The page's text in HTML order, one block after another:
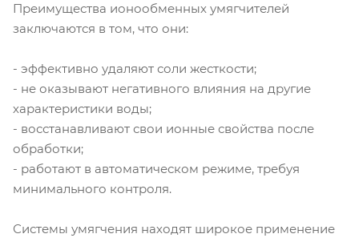
Преимущества ионообменных умягчителей
заключаются в том, что они:
- эффективно удаляют соли жесткости;
- не оказывают негативного влияния на другие
характеристики воды;
- восстанавливают свои ионные свойства после
обработки;
- работают в автоматическом режиме, требуя
минимального контроля.
Системы умягчения находят широкое применение